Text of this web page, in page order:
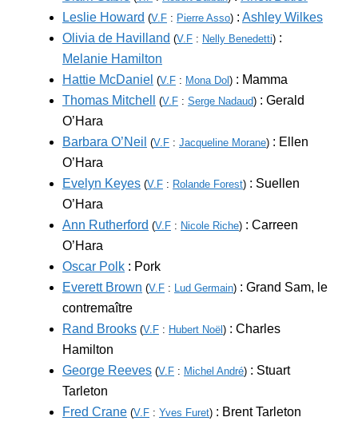
Leslie Howard (V.F : Pierre Asso) : Ashley Wilkes
Olivia de Havilland (V.F : Nelly Benedetti) :
Melanie Hamilton
Hattie McDaniel (V.F : Mona Dol ) : Mamma
Thomas Mitchell
(V.F : Serge Nadaud) : Gerald
O’Hara
Barbara O’Neil (V.F : Jacqueline Morane) : Ellen
O’Hara
Evelyn Keyes (V.F : Rolande Forest) : Suellen
O’Hara
Ann Rutherford (V.F : Nicole Riche) : Carreen
O’Hara
Oscar Polk : Pork
Everett Brown (V.F : Lud Germain) : Grand Sam, le
contremaître
Rand Brooks (V.F : Hubert Noël ) : Charles
Hamilton
George Reeves (V.F : Michel André) : Stuart
Tarleton
Fred Crane (V.F : Yves Furet) : Brent Tarleton